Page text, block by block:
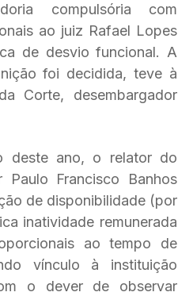
compulsória com
ao juiz Rafael Lopes
de desvio funcional. A
foi decidida, teve à
Corte, desembargador
deste ano, o relator do
Paulo Francisco Banhos
de disponibilidade (por
inatividade remunerada
ao tempo de
vínculo à instituição
o dever de observar